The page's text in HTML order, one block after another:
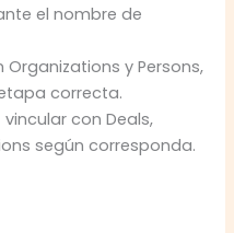
el nombre de
y Persons,
correcta.
con Deals,
según corresponda.